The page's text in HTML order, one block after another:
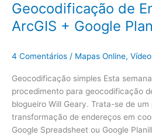
Geocodificação de
ArcGIS + Google
4 Comentários / Mapas Online,
Geocodificação simples Esta
procedimento para geocodificação
blogueiro Will Geary. Trata-se de
transformação de endereços em
Google Spreadsheet ou Google